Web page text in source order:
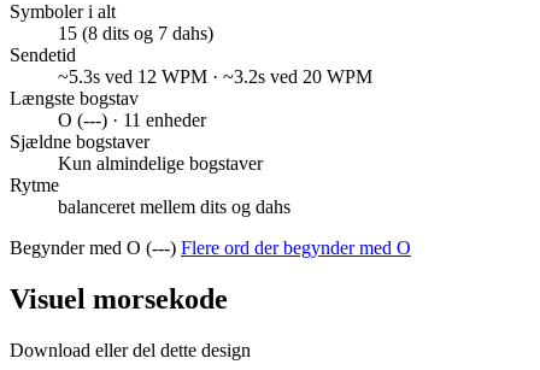
Symboler i alt
15 (8 dits og 7 dahs)
Sendetid
~5.3s ved 12 WPM · ~3.2s ved 20 WPM
Længste bogstav
O (---) · 11 enheder
Sjældne bogstaver
Kun almindelige bogstaver
Rytme
balanceret mellem dits og dahs
Begynder med O (---) Flere ord der begynder med O
Visuel morsekode
Download eller del dette design